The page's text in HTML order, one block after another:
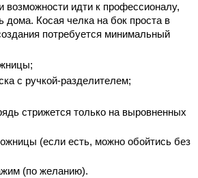
возможности идти к профессионалу,
дома. Косая челка на бок проста в
потребуется минимальный
с ручкой-разделителем;
стрижется только на выровненных
(если есть, можно обойтись без
(по желанию).